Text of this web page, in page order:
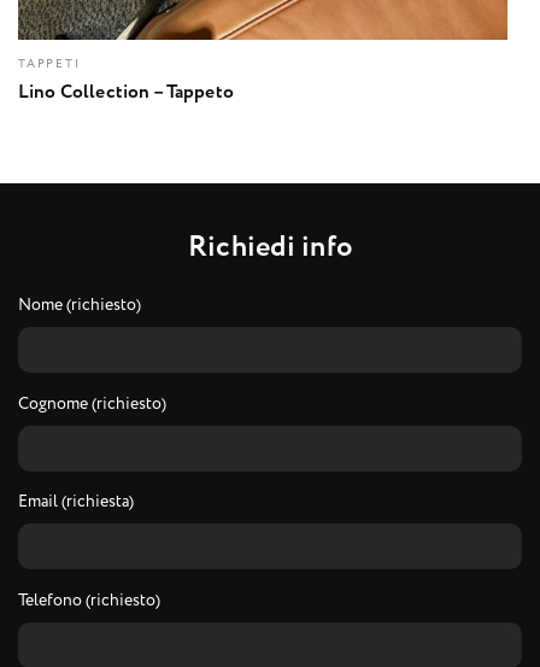
TAPPETI
Lino Collection – Tappeto
Richiedi info
Nome (richiesto)
Cognome (richiesto)
Email (richiesta)
Telefono (richiesto)